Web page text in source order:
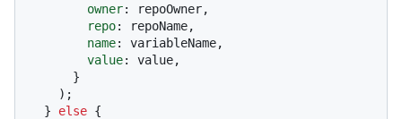
owner: repoOwner,
repo: repoName,
name: variableName,
value: value,
  }
else {